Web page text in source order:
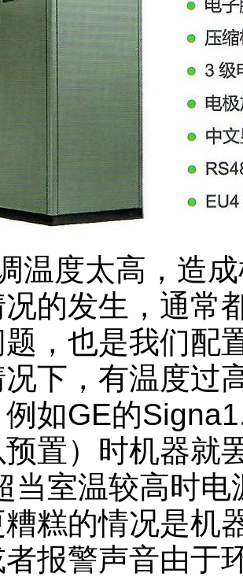
温度太高，造
的发生，通常
题，也是我们配
下，有温度过
例如GE的
预置）时机器就
当室温较高时
糕的情况是机
报警声音由于